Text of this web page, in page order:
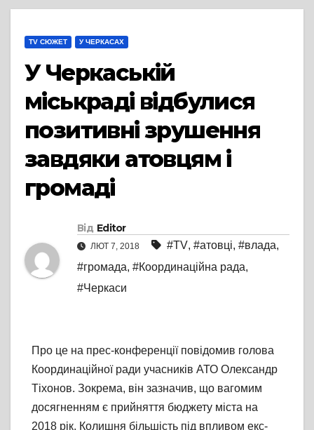
TV СЮЖЕТ У ЧЕРКАСАХ
У Черкаській
міськраді відбулися
позитивні зрушення
завдяки атовцям і
громаді
Від Editor
ЛЮТ 7, 2018 #TV, #атовці, #влада,
#громада, #Координаційна рада,
#Черкаси
Про це на прес-конференції повідомив голова
Координаційної ради учасників АТО Олександр
Тіхонов. Зокрема, він зазначив, що вагомим
досягненням є прийняття бюджету міста на
2018 рік. Колишня більшість під впливом екс-